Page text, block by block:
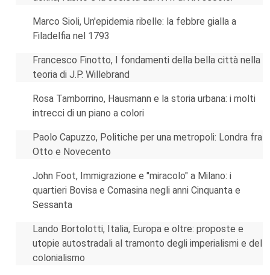
Marco Sioli, Un'epidemia ribelle: la febbre gialla a
Filadelfia nel 1793
Francesco Finotto, I fondamenti della bella città nella
teoria di J.P. Willebrand
Rosa Tamborrino, Hausmann e la storia urbana: i molti
intrecci di un piano a colori
Paolo Capuzzo, Politiche per una metropoli: Londra fra
Otto e Novecento
John Foot, Immigrazione e "miracolo" a Milano: i
quartieri Bovisa e Comasina negli anni Cinquanta e
Sessanta
Lando Bortolotti, Italia, Europa e oltre: proposte e
utopie autostradali al tramonto degli imperialismi e del
colonialismo